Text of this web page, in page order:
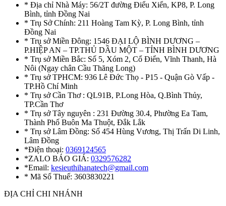
* Địa chỉ Nhà Máy: 56/2T đường Điểu Xiển, KP8, P. Long
Bình, tỉnh Đồng Nai
* Trụ Sở Chính: 211 Hoàng Tam Kỳ, P. Long Bình, tỉnh
Đồng Nai
* Trụ sở Miền Đông: 1546 ĐẠI LỘ BÌNH DƯƠNG –
P.HIỆP AN – TP.THỦ DẦU MỘT – TỈNH BÌNH DƯƠNG
* Trụ sở Miền Bắc: Số 5, Xóm 2, Cổ Điển, Vĩnh Thanh, Hà
Nôi (Ngay chân Cầu Thăng Long)
* Trụ sở TPHCM: 936 Lê Đức Thọ - P15 - Quận Gò Vấp -
TP.Hồ Chí Minh
* Trụ sở Cần Thơ : QL91B, P.Long Hòa, Q.Bình Thủy,
TP.Cần Thơ
* Trụ sở Tây nguyên : 231 Đường 30.4, Phường Ea Tam,
Thành Phố Buôn Ma Thuột, Đắk Lắk
* Trụ sở Lâm Đồng: Số 454 Hùng Vương, Thị Trấn Di Linh,
Lâm Đồng
*Điện thoại: 0369124565
*ZALO BÁO GIÁ: 0329576282
*Email: kesieuthihanatech@gmail.com
* Mã Số Thuế: 3603830221
ĐỊA CHỈ CHI NHÁNH